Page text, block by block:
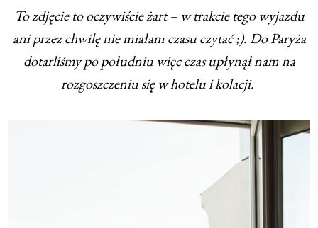
To zdjęcie to oczywiście żart – w trakcie tego wyjazdu
ani przez chwilę nie miałam czasu czytać ;). Do Paryża
dotarliśmy po południu więc czas upłynął nam na
rozgoszczeniu się w hotelu i kolacji.